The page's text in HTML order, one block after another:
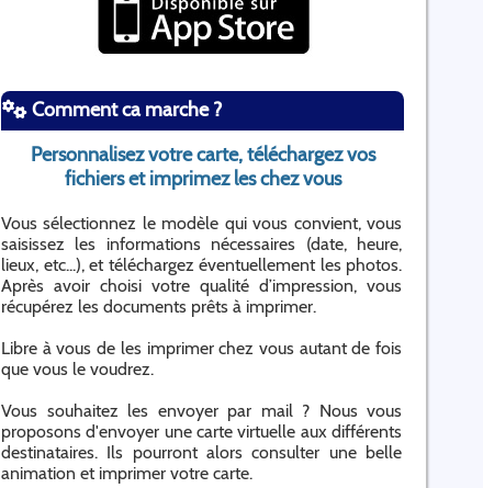
Comment ca marche ?
Personnalisez votre carte, téléchargez vos
fichiers et imprimez les chez vous
Vous sélectionnez le modèle qui vous convient, vous
saisissez les informations nécessaires (date, heure,
lieux, etc...), et téléchargez éventuellement les photos.
Après avoir choisi votre qualité d’impression, vous
récupérez les documents prêts à imprimer.
Libre à vous de les imprimer chez vous autant de fois
que vous le voudrez.
Vous souhaitez les envoyer par mail ? Nous vous
proposons d'envoyer une carte virtuelle aux différents
destinataires. Ils pourront alors consulter une belle
animation et imprimer votre carte.